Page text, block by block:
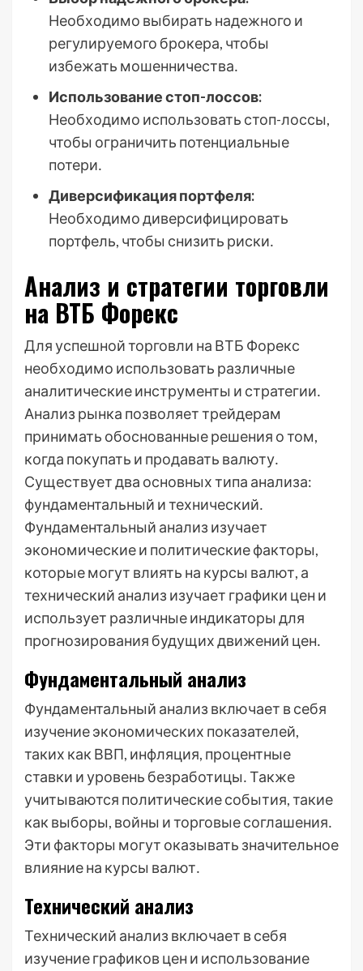
Необходимо выбирать надежного и
регулируемого брокера, чтобы
избежать мошенничества․
Использование стоп-лоссов:
Необходимо использовать стоп-лоссы,
чтобы ограничить потенциальные
потери․
Диверсификация портфеля:
Необходимо диверсифицировать
портфель, чтобы снизить риски․
Анализ и стратегии торговли
на ВТБ Форекс
Для успешной торговли на ВТБ Форекс
необходимо использовать различные
аналитические инструменты и стратегии․
Анализ рынка позволяет трейдерам
принимать обоснованные решения о том,
когда покупать и продавать валюту․
Существует два основных типа анализа:
фундаментальный и технический․
Фундаментальный анализ изучает
экономические и политические факторы,
которые могут влиять на курсы валют, а
технический анализ изучает графики цен и
использует различные индикаторы для
прогнозирования будущих движений цен․
Фундаментальный анализ
Фундаментальный анализ включает в себя
изучение экономических показателей,
таких как ВВП, инфляция, процентные
ставки и уровень безработицы․ Также
учитываются политические события, такие
как выборы, войны и торговые соглашения․
Эти факторы могут оказывать значительное
влияние на курсы валют․
Технический анализ
Технический анализ включает в себя
изучение графиков цен и использование